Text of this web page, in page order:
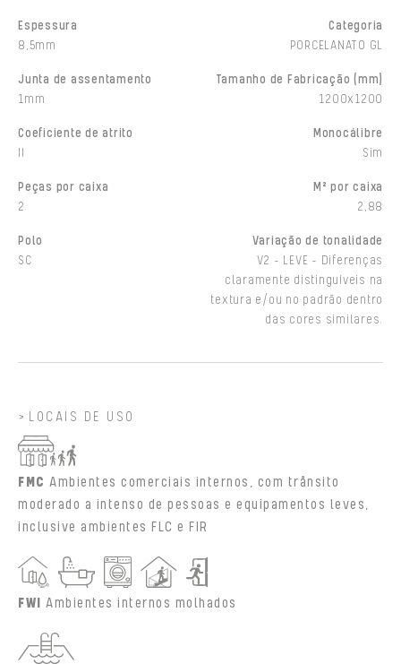
Espessura
8,5mm
Categoria
PORCELANATO GL
Junta de assentamento
1mm
Tamanho de Fabricação (mm)
1200x1200
Coeficiente de atrito
Monocálibre
Sim
Peças por caixa
2
M² por caixa
2,88
Polo
SC
Variação de tonalidade
V2 - LEVE - Diferenças
claramente distinguíveis na
textura e/ou no padrão dentro
das cores similares.
LOCAIS DE USO
FMC Ambientes comerciais internos, com trânsito
moderado a intenso de pessoas e equipamentos leves,
inclusive ambientes FLC e FIR
FWI Ambientes internos molhados